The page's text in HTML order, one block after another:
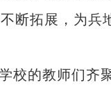
断拓展，为兵
的教师们齐